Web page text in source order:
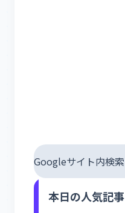
Googleサイト内検索
本日の人気記事